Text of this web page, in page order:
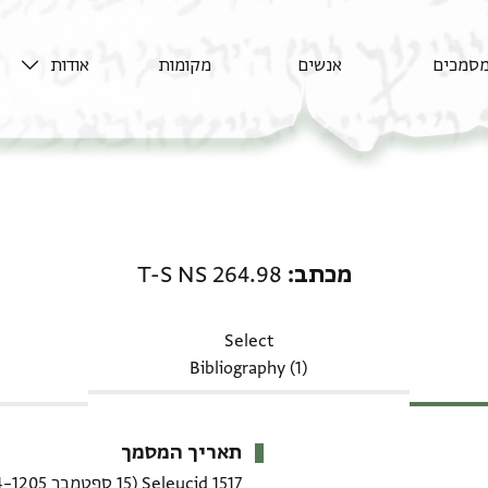
מסמכים אנשים מקומות אודות
מכתב T-S NS 264.98
Select
Bibliography (1)
תאריך המסמך